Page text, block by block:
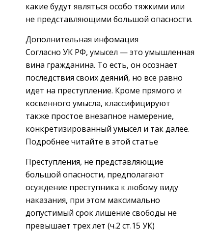
какие будут являться особо тяжкими или
не представляющими большой опасности.
Дополнительная инфомация
Согласно УК РФ, умысел — это умышленная
вина гражданина. То есть, он осознает
последствия своих деяний, но все равно
идет на преступление. Кроме прямого и
косвенного умысла, классифицируют
также простое внезапное намерение,
конкретизированный умысел и так далее.
Подробнее читайте в этой статье
Преступления, не представляющие
большой опасности, предполагают
осуждение преступника к любому виду
наказания, при этом максимально
допустимый срок лишение свободы не
превышает трех лет (ч.2 ст.15 УК)